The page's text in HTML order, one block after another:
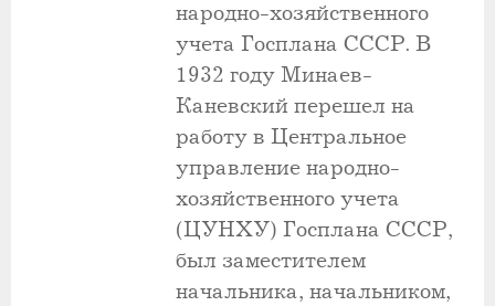
народно-хозяйственного
учета Госплана СССР. В
1932 году Минаев-
Каневский перешел на
работу в Центральное
управление народно-
хозяйственного учета
(ЦУНХУ) Госплана СССР,
был заместителем
начальника, начальником,